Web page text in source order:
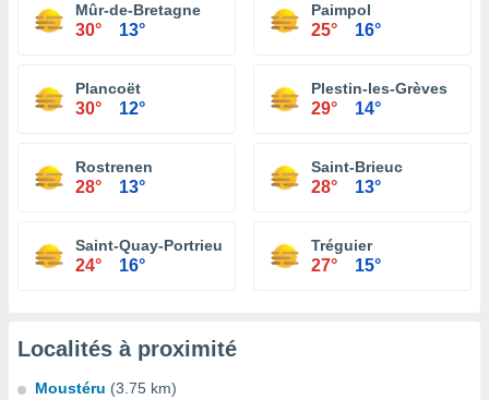
Mûr-de-Bretagne
30° 13°
Paimpol
25° 16°
Plancoët
30° 12°
Plestin-les-Grèves
29° 14°
Rostrenen
28° 13°
Saint-Brieuc
28° 13°
Saint-Quay-Portrieux
24° 16°
Tréguier
27° 15°
Localités à proximité
Moustéru (3.75 km)